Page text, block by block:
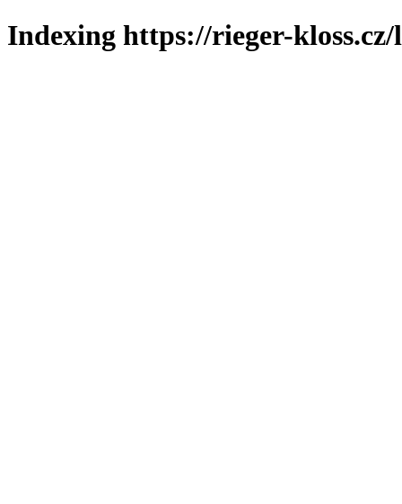
Indexing https://rieger-